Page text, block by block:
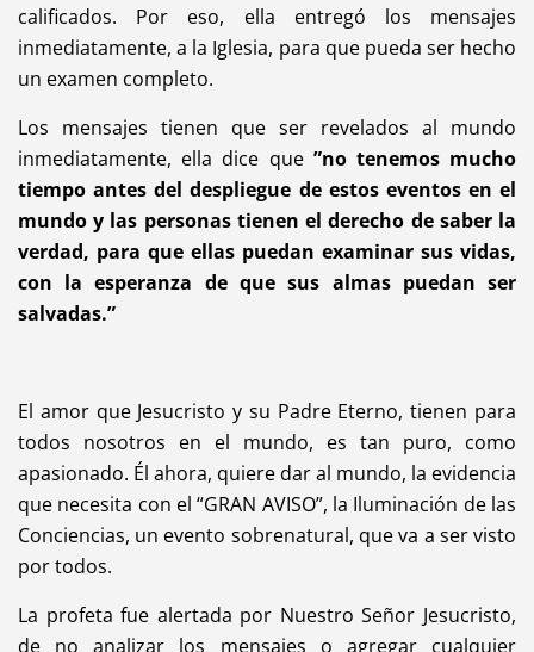
calificados. Por eso, ella entregó los mensajes
inmediatamente, a la Iglesia, para que pueda ser hecho
un examen completo.
Los mensajes tienen que ser revelados al mundo
inmediatamente, ella dice que ”no tenemos mucho
tiempo antes del despliegue de estos eventos en el
mundo y las personas tienen el derecho de saber la
verdad, para que ellas puedan examinar sus vidas,
con la esperanza de que sus almas puedan ser
salvadas.”
El amor que Jesucristo y su Padre Eterno, tienen para
todos nosotros en el mundo, es tan puro, como
apasionado. Él ahora, quiere dar al mundo, la evidencia
que necesita con el “GRAN AVISO”, la Iluminación de las
Conciencias, un evento sobrenatural, que va a ser visto
por todos.
La profeta fue alertada por Nuestro Señor Jesucristo,
de no analizar los mensajes o agregar cualquier